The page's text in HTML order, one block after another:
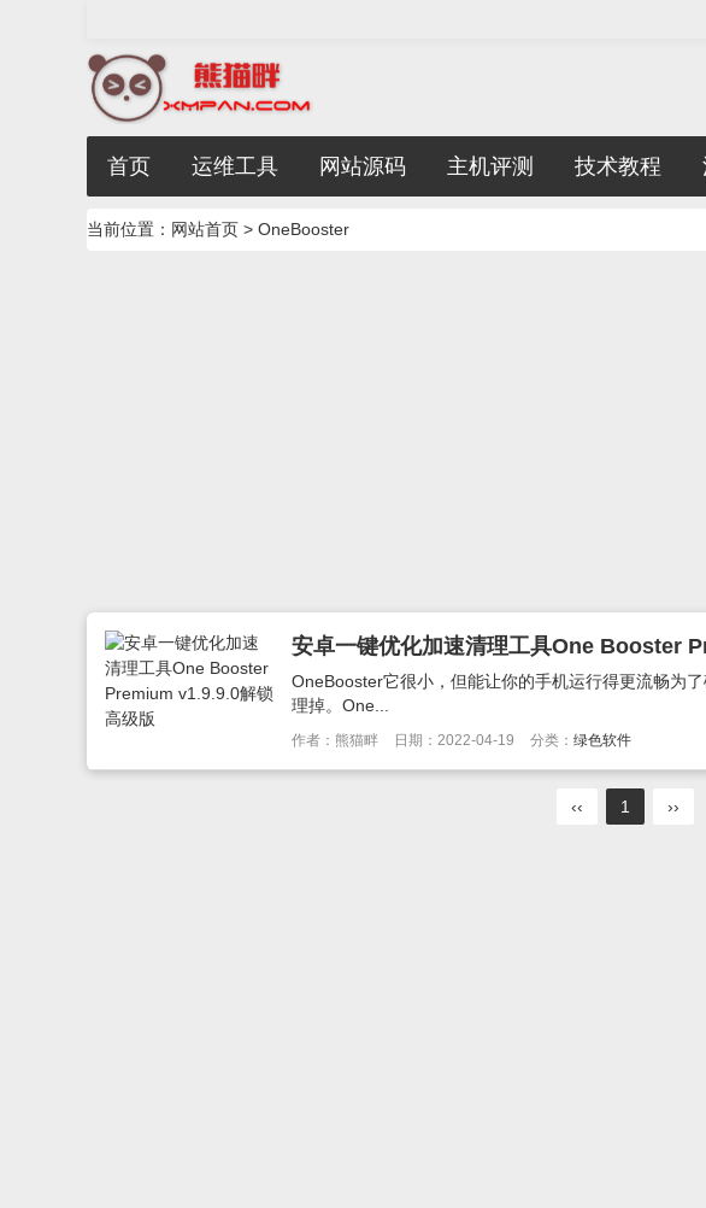
首页 运维工具 网站源码 主机评测 技术教程
当前位置： 网站首页 > OneBooster
安卓一键优化加速清理工具One Booster
OneBooster它很小，但能让你的手机运行得更流畅为
理掉。One...
作者：熊猫畔 日期：2022-04-19 分类： 绿色软件
‹‹ 1 ››